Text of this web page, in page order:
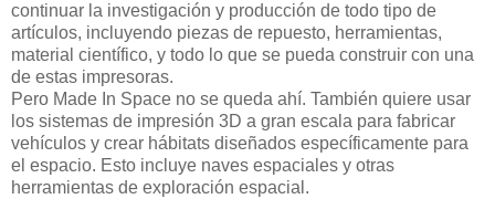
continuar la investigación y producción de todo tipo de
artículos, incluyendo piezas de repuesto, herramientas,
material científico, y todo lo que se pueda construir con una
de estas impresoras.
Pero Made In Space no se queda ahí. También quiere usar
los sistemas de impresión 3D a gran escala para fabricar
vehículos y crear hábitats diseñados específicamente para
el espacio. Esto incluye naves espaciales y otras
herramientas de exploración espacial.